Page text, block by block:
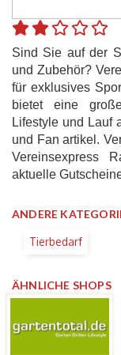
Sind Sie auf der
und Zubehör?
für exklusives
bietet eine
Lifestyle und Lauf
und Fan artikel.
Vereinsexpress
aktuelle
ANDERE
Tierbedarf
ÄHNLICHE SHOPS